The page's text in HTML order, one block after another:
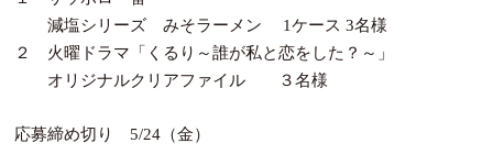
減塩シリーズ みそラーメン 1ケース 3名様
２ 火曜ドラマ「くるり～誰が私と恋をした？～」
オリジナルクリアファイル ３名様
応募締め切り 5/24（金）